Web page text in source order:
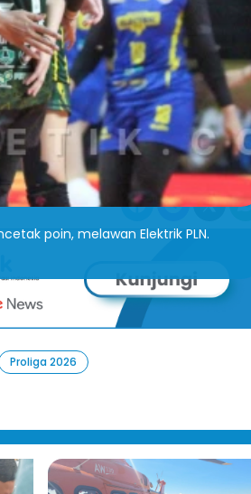
poin, melawan Elektrik PLN.
Proliga 2026